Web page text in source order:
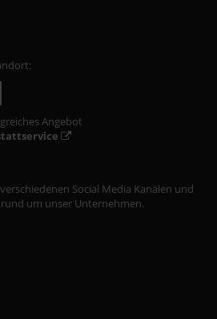
Angebot
Social Media Kanälen und
um unser Unternehmen.